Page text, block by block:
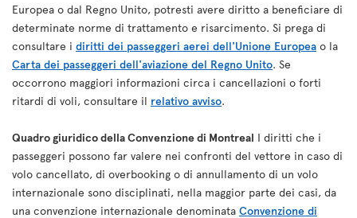
Europea o dal Regno Unito, potresti avere diritto a beneficiare di
determinate norme di trattamento e risarcimento. Si prega di
consultare i diritti dei passeggeri aerei dell'Unione Europea o la
Carta dei passeggeri dell'aviazione del Regno Unito. Se
occorrono maggiori informazioni circa i cancellazioni o forti
ritardi di voli, consultare il relativo avviso.
Quadro giuridico della Convenzione di Montreal I diritti che i
passeggeri possono far valere nei confronti del vettore in caso di
volo cancellato, di overbooking o di annullamento di un volo
internazionale sono disciplinati, nella maggior parte dei casi, da
una convenzione internazionale denominata Convenzione di